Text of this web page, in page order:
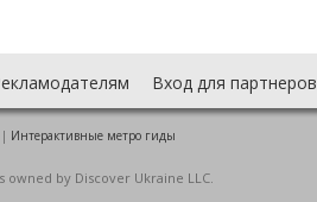
Вход для партнеров
| Интерактивные метро гиды
by Discover Ukraine LLC.